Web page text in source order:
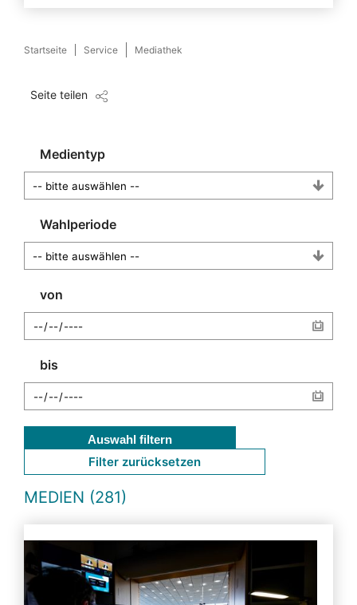
Startseite Service Mediathek
Seite teilen
Medientyp
Wahlperiode
von
bis
Auswahl filtern
Filter zurücksetzen
MEDIEN (281)